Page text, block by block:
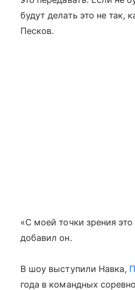
будут делать это не так,
Песков.
«С моей точки зрения
добавил он.
В шоу выступили Навка,
года в командных